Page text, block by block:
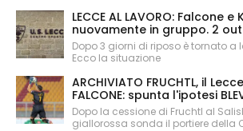
LECCE AL LAVORO: Falcone e
nuovamente in gruppo. 2 out
Dopo 3 giorni di riposo è tornato a
Ecco la situazione
ARCHIVIATO FRUCHTL, il
FALCONE: spunta l'ipotesi
Dopo la cessione di Fruchtl al
giallorossa sonda il portiere della